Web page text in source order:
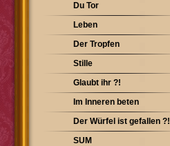
Du Tor
Leben
Der Tropfen
Stille
Glaubt ihr ?!
Im Inneren beten
Der Würfel ist gefallen ?!
SUM